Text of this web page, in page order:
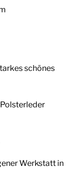
schönes
Werkstatt in